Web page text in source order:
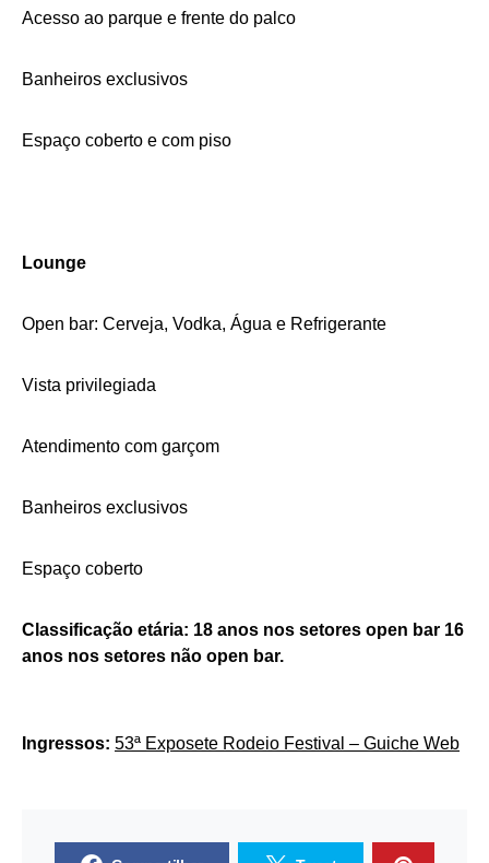
Acesso ao parque e frente do palco
Banheiros exclusivos
Espaço coberto e com piso
Lounge
Open bar: Cerveja, Vodka, Água e Refrigerante
Vista privilegiada
Atendimento com garçom
Banheiros exclusivos
Espaço coberto
Classificação etária: 18 anos nos setores open bar 16
anos nos setores não open bar.
Ingressos: 53ª Exposete Rodeio Festival – Guiche Web